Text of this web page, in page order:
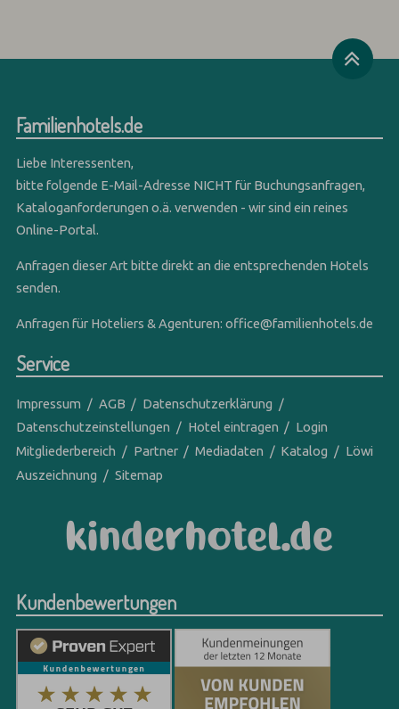
Familienhotels.de
Liebe Interessenten,
bitte folgende E-Mail-Adresse NICHT für Buchungsanfragen,
Kataloganforderungen o.ä. verwenden - wir sind ein reines
Online-Portal.
Anfragen dieser Art bitte direkt an die entsprechenden Hotels
senden.
Anfragen für Hoteliers & Agenturen:office@familienhotels.de
Service
Impressum AGB
Datenschutzerklärung
Datenschutzeinstellungen
Hotel eintragen
Login
Mitgliederbereich
Partner Mediadaten Katalog
Löwi
Auszeichnung
Sitemap
Kundenbewertungen